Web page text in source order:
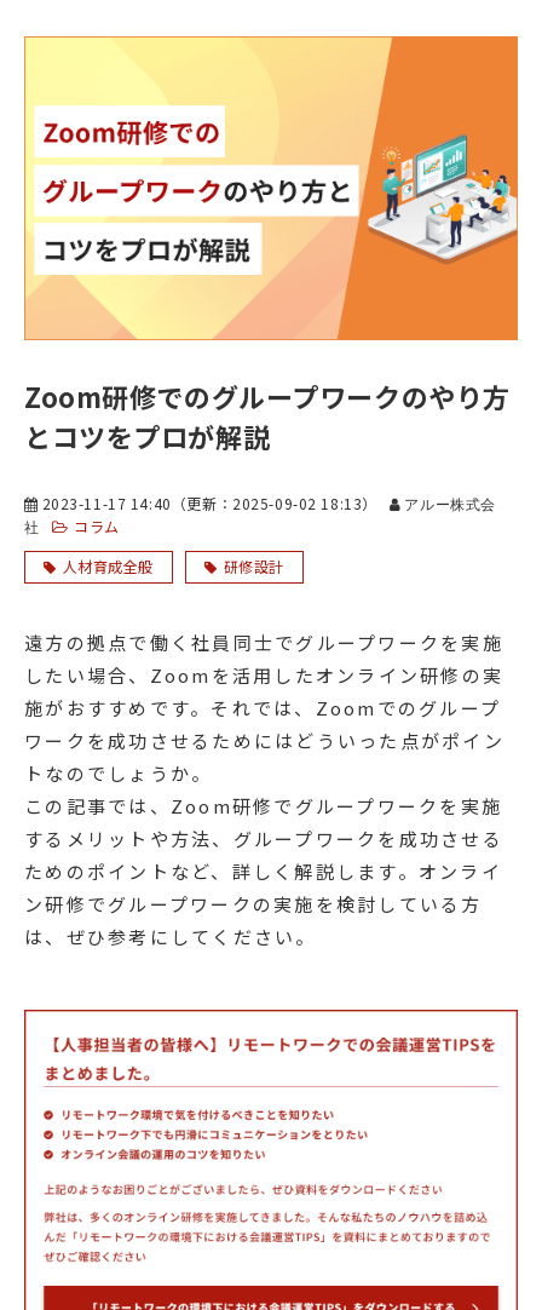
Zoom研修でのグループワークのやり方
とコツをプロが解説
2023-11-17 14:40 （更新： 2025-09-02 18:13）
アルー株式会
社
コラム
人材育成全般
研修設計
遠方の拠点で働く社員同士でグループワークを実施
したい場合、Zoomを活用したオンライン研修の実
施がおすすめです。それでは、Zoomでのグループ
ワークを成功させるためにはどういった点がポイン
トなのでしょうか。
この記事では、Zoom研修でグループワークを実施
するメリットや方法、グループワークを成功させる
ためのポイントなど、詳しく解説します。オンライ
ン研修でグループワークの実施を検討している方
は、ぜひ参考にしてください。